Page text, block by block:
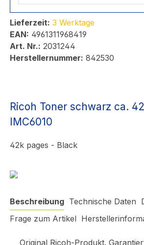
Lieferzeit: 3 Werktage
EAN: 4961311968419
Art. Nr.: 2031244
Herstellernummer: 842530
Ricoh Toner schwarz ca.
IMC6010
42k pages - Black
Beschreibung Technische Daten
Frage zum Artikel
Original Ricoh-Produkt.